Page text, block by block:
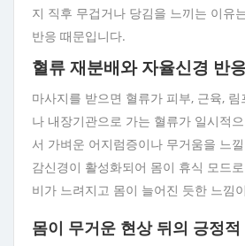
지 직후 무겁거나 당김을 느끼는 이유
반응 때문입니다.
혈류 재분배와 자율신경 반
마사지를 받으면 혈류가 피부, 근육,
나 내장기관으로 가는 혈류가 일시적
서 가벼운 어지럼증이나 무거움을 느
감신경이 활성화되어 몸이 휴식 모드
비가 느려지고 몸이 늘어진 듯한 느낌
몸이 무거운 현상 뒤의 긍정적